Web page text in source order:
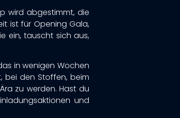
wird abgestimmt, die
ist für Opening Gala,
ein, tauscht sich aus,
in wenigen Wochen
bei den Stoffen, beim
zu werden. Hast du
und